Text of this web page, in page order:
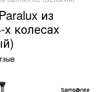
из
колесах